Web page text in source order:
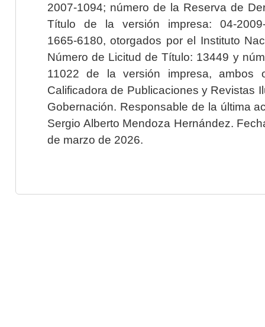
2007-1094; número de la Reserva de
Título de la versión impresa: 04-2009-
1665-6180, otorgados por el Instituto
Número de Licitud de Título: 13449 y
11022 de la versión impresa, ambos
Calificadora de Publicaciones y Revistas
Gobernación. Responsable de la última
Sergio Alberto Mendoza Hernández.
de marzo de 2026.